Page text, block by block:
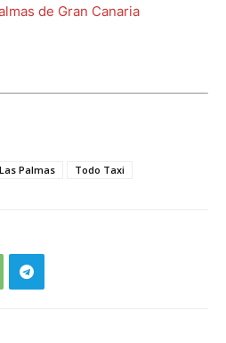
de Gran Canaria
Las Palmas Todo Taxi